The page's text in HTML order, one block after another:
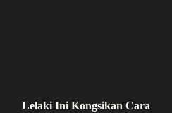
Lelaki Ini Kongsikan Cara